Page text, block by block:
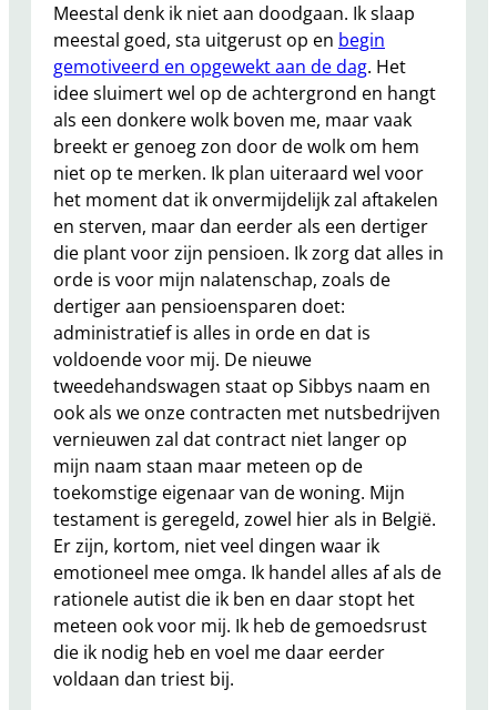
Meestal denk ik niet aan doodgaan. Ik slaap
meestal goed, sta uitgerust op en begin
gemotiveerd en opgewekt aan de dag. Het
idee sluimert wel op de achtergrond en hangt
als een donkere wolk boven me, maar vaak
breekt er genoeg zon door de wolk om hem
niet op te merken. Ik plan uiteraard wel voor
het moment dat ik onvermijdelijk zal aftakelen
en sterven, maar dan eerder als een dertiger
die plant voor zijn pensioen. Ik zorg dat alles in
orde is voor mijn nalatenschap, zoals de
dertiger aan pensioensparen doet:
administratief is alles in orde en dat is
voldoende voor mij. De nieuwe
tweedehandswagen staat op Sibbys naam en
ook als we onze contracten met nutsbedrijven
vernieuwen zal dat contract niet langer op
mijn naam staan maar meteen op de
toekomstige eigenaar van de woning. Mijn
testament is geregeld, zowel hier als in België.
Er zijn, kortom, niet veel dingen waar ik
emotioneel mee omga. Ik handel alles af als de
rationele autist die ik ben en daar stopt het
meteen ook voor mij. Ik heb de gemoedsrust
die ik nodig heb en voel me daar eerder
voldaan dan triest bij.